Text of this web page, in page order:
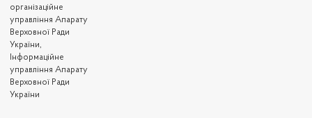
організаційне
управління Апарату
Верховної Ради
України,
Інформаційне
управління Апарату
Верховної Ради
України